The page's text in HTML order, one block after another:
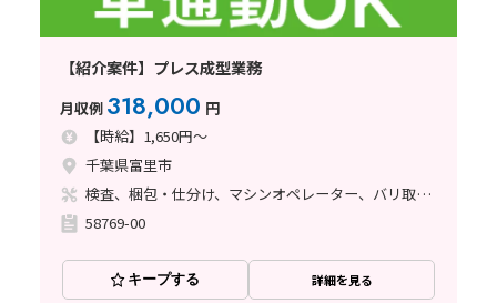
【紹介案件】プレス成型業務
月収例 318,000 円
【時給】1,650円～
千葉県富里市
検査、梱包・仕分け、マシンオペレーター、バリ取り、その他
58769-00
キープする 詳細を見る